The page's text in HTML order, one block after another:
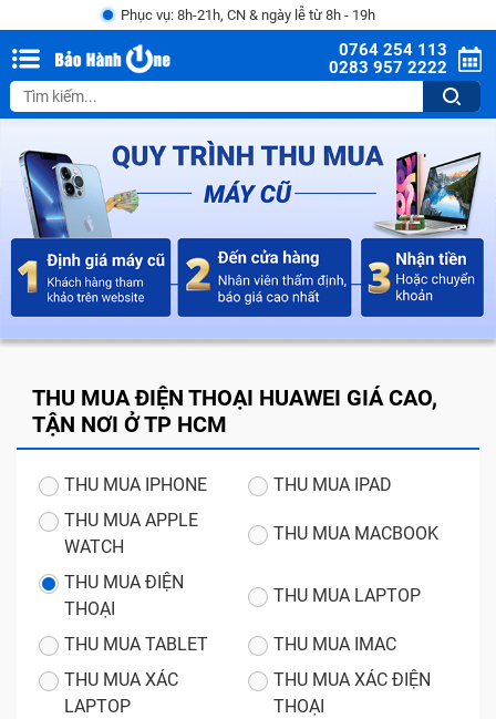
Phục vụ: 8h-21h, CN & ngày lễ từ 8h - 19h
0764 254 113
0283 957 2222
THU MUA ĐIỆN THOẠI HUAWEI GIÁ CAO,
TẬN NƠI Ở TP HCM
THU MUA IPHONE
THU MUA IPAD
THU MUA APPLE
WATCH
THU MUA MACBOOK
THU MUA ĐIỆN
THOẠI
THU MUA LAPTOP
THU MUA TABLET
THU MUA IMAC
THU MUA XÁC
LAPTOP
THU MUA XÁC ĐIỆN
THOẠI